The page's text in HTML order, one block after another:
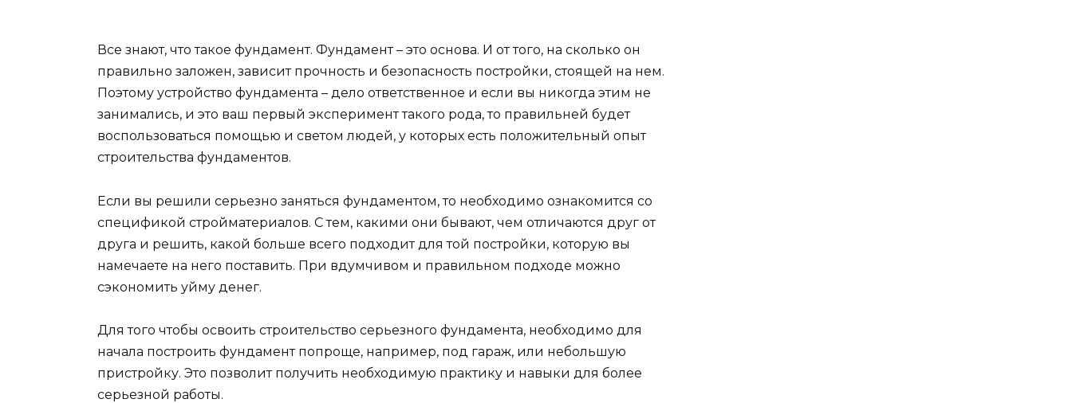
Все знают, что такое фундамент. Фундамент – это основа. И от того, на сколько он
правильно заложен, зависит прочность и безопасность постройки, стоящей на нем.
Поэтому устройство фундамента – дело ответственное и если вы никогда этим не
занимались, и это ваш первый эксперимент такого рода, то правильней будет
воспользоваться помощью и светом людей, у которых есть положительный опыт
строительства фундаментов.
Если вы решили серьезно заняться фундаментом, то необходимо ознакомится со
спецификой стройматериалов. С тем, какими они бывают, чем отличаются друг от
друга и решить, какой больше всего подходит для той постройки, которую вы
намечаете на него поставить. При вдумчивом и правильном подходе можно
сэкономить уйму денег.
Для того чтобы освоить строительство серьезного фундамента, необходимо для
начала построить фундамент попроще, например, под гараж, или небольшую
пристройку. Это позволит получить необходимую практику и навыки для более
серьезной работы.